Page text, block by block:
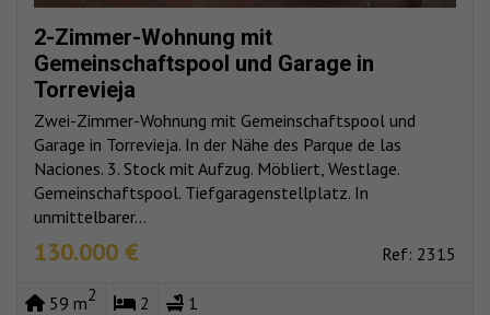
2-Zimmer-Wohnung mit
Gemeinschaftspool und Garage in
Torrevieja
Zwei-Zimmer-Wohnung mit Gemeinschaftspool und
Garage in Torrevieja. In der Nähe des Parque de las
Naciones. 3. Stock mit Aufzug. Möbliert, Westlage.
Gemeinschaftspool. Tiefgaragenstellplatz. In
unmittelbarer...
130.000 € Ref: 2315
59 m2 2 1